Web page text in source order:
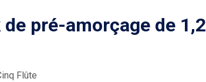
pré-amorçage de 1,2
Flûte